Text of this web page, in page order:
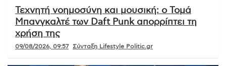
Τεχνητή νοημοσύνη και μουσική: ο Τομά
Μπανγκαλτέ των Daft Punk απορρίπτει τη
χρήση της
09/08/2026, 09:57 Σύνταξη Lifestyle Politic.gr